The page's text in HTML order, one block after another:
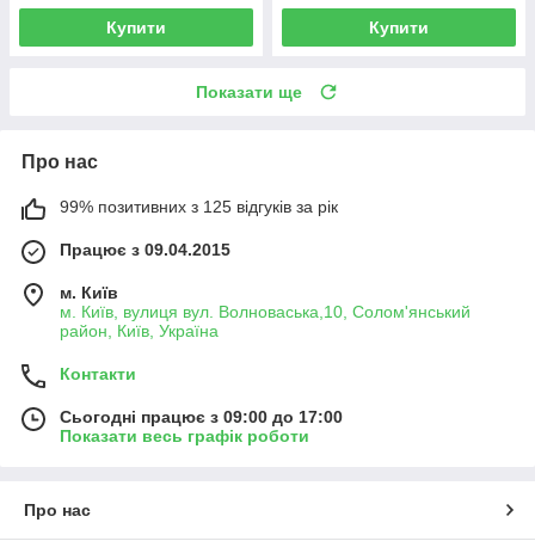
Купити Купити
Показати ще
Про нас
99% позитивних з 125 відгуків за рік
Працює з 09.04.2015
м. Київ
м. Київ, вулиця вул. Волноваська,10, Солом'янський
район, Київ, Україна
Контакти
Сьогодні працює з 09:00 до 17:00
Показати весь графік роботи
Про нас